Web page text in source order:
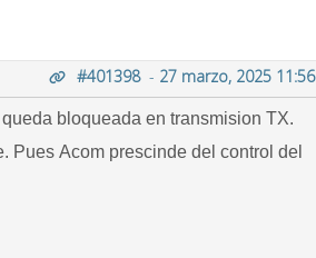
#401398- 27 marzo, 2025 11:56
bloqueada en transmision TX.
Pues Acom prescinde del control del